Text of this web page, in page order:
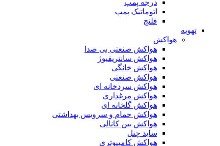
درجه پمپ
اتوماتیک پمپ
فلنج
تهویه
هواکش
هواکش صنعتی بی صدا
هواکش سانتریفیوژ
هواکش خانگی
هواکش صنعتی
هواکش سردخانه ای
هواکش مرغداری
هواکش گلخانه ای
هواکش حمام و سرویس بهداشتی
هواکش بین کانالی
ساید چنل
هواکش کامپیوتری